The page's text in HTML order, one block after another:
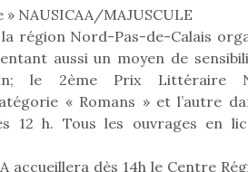
NAUSICAA/MAJUSCULE
la région Nord-Pas-de-Calais
aussi un moyen de
le 2ème Prix Littéraire
« Romans » et l’autre
12 h. Tous les ouvrages en
accueillera dès 14h le Centre
était au
du jardin ?
confinements
des couvre-
heures
des
de
T’AS TON NERF
A l’heure
premières
chaleurs et des
parc, le jardin, la…